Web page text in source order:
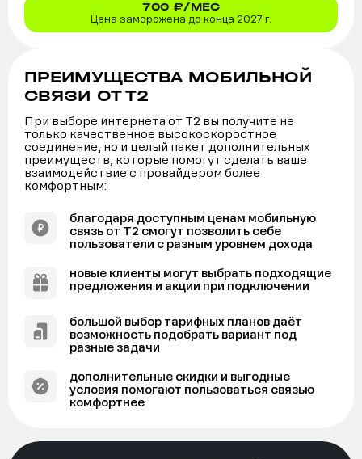
700 ₽/МЕС
Цена заморожена до конца 2027 г.
ПРЕИМУЩЕСТВА МОБИЛЬНОЙ
СВЯЗИ ОТ Т2
При выборе интернета от Т2 вы получите не
только качественное высокоскоростное
соединение, но и целый пакет дополнительных
преимуществ, которые помогут сделать ваше
взаимодействие с провайдером более
комфортным:
благодаря доступным ценам мобильную
связь от Т2 смогут позволить себе
пользователи с разным уровнем дохода
новые клиенты могут выбрать подходящие
предложения и акции при подключении
большой выбор тарифных планов даёт
возможность подобрать вариант под
разные задачи
дополнительные скидки и выгодные
условия помогают пользоваться связью
комфортнее